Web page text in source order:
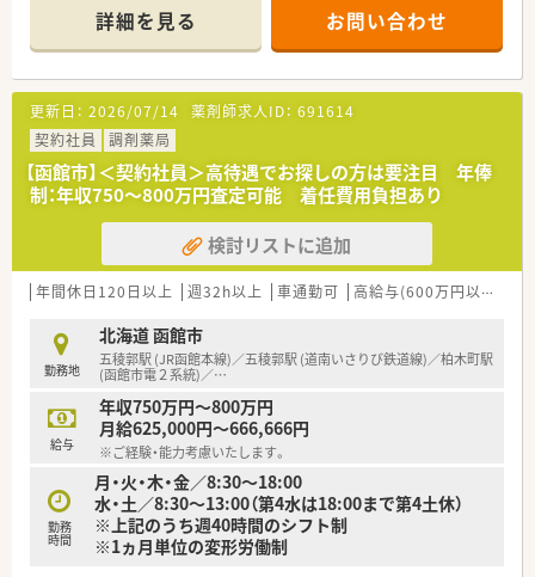
■2027年3月末までの期間で雇用期間はご相談ください。
■函館市外からのご応募も歓迎です！引っ越し代費用負担制度ご
ざいます。
＼こんな会社です／
■東証プライム上場、全国に150店舗以上展開している薬局で
す。
■大学病院の門前をはじめ、ドラッグストア併設店やコンビニ併
設店など、
様々な形態の薬局を全国に展開しており、ご自身の興味に合わ
せて働けます。
■ほぼ全店で「座り投薬」のため、患者様にしっかりと向き合っ
て服薬指導ができます。
■年間休日は120日以上！近隣に複数店舗展開しており、
詳細を見る お問い合わせ
更新日： 2026/07/14 薬剤師求人ID： 691614
契約社員
調剤薬局
【函館市】＜契約社員＞高待遇でお探しの方は要注目 年俸
制：年収750～800万円査定可能 着任費用負担あり
検討リストに追加
年間休日120日以上 週32h以上 車通勤可 高給与(600万円以上)
勤務地
北海道 函館市
五稜郭駅 (JR函館本線)／五稜郭駅 (道南いさりび鉄道線)／柏木町駅
(函館市電２系統)／…
給与
年収750万円～800万円
月給625,000円～666,666円
※ご経験・能力考慮いたします。
勤務
時間
月・火・木・金／8:30～18:00
水・土／8:30～13:00（第4水は18:00まで第4土休）
※上記のうち週40時間のシフト制
※1ヵ月単位の変形労働制